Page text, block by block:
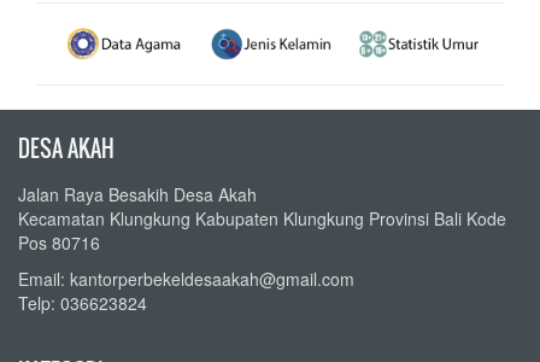
DESA AKAH
Jalan Raya Besakih Desa Akah
Kecamatan Klungkung Kabupaten Klungkung Provinsi Bali Kode
Pos 80716
Email: kantorperbekeldesaakah@gmail.com
Telp: 036623824